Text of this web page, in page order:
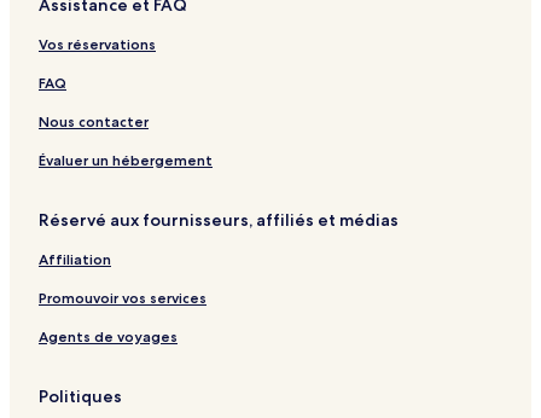
C
u
b
n
s
r
n
a
s
S
u
i
t
s
.
i
n
c
e
-
n
o
e
l
Assistance et FAQ
Vos réservations
FAQ
Nous contacter
Évaluer un hébergement
Réservé aux fournisseurs, affiliés et médias
Affiliation
Promouvoir vos services
Agents de voyages
Politiques